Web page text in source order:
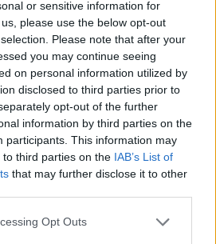
or sensitive information for
please use the below opt-out
Please note that after your
you may continue seeing
on personal information utilized by
disclosed to third parties prior to
opt-out of the further
information by third parties on the
participants. This information may
third parties on the IAB’s List of
that may further disclose it to other
Opt Outs
7.1
1985
Vörös Szonja